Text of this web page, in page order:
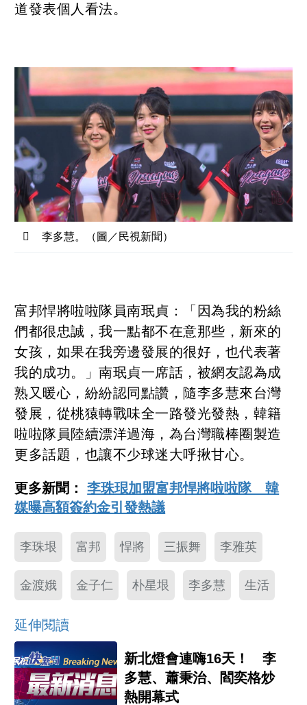
道發表個人看法。
李多慧。（圖／民視新聞）
富邦悍將啦啦隊員南珉貞：「因為我的粉絲
們都很忠誠，我一點都不在意那些，新來的
女孩，如果在我旁邊發展的很好，也代表著
我的成功。」南珉貞一席話，被網友認為成
熟又暖心，紛紛認同點讚，隨李多慧來台灣
發展，從桃猿轉戰味全一路發光發熱，韓籍
啦啦隊員陸續漂洋過海，為台灣職棒圈製造
更多話題，也讓不少球迷大呼揪甘心。
更多新聞：李珠珢加盟富邦悍將啦啦隊 韓
媒曝高額簽約金引發熱議
李珠垠 富邦 悍將 三振舞 李雅英
金渡娥 金子仁 朴星垠 李多慧 生活
延伸閱讀
新北燈會連嗨16天！ 李
多慧、蕭秉治、閻奕格炒
熱開幕式